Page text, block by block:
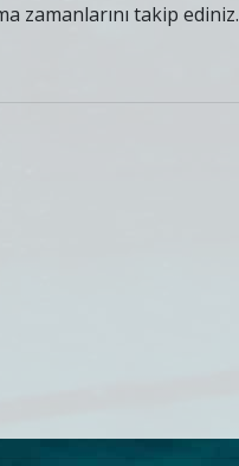
zamanlarını takip ediniz.